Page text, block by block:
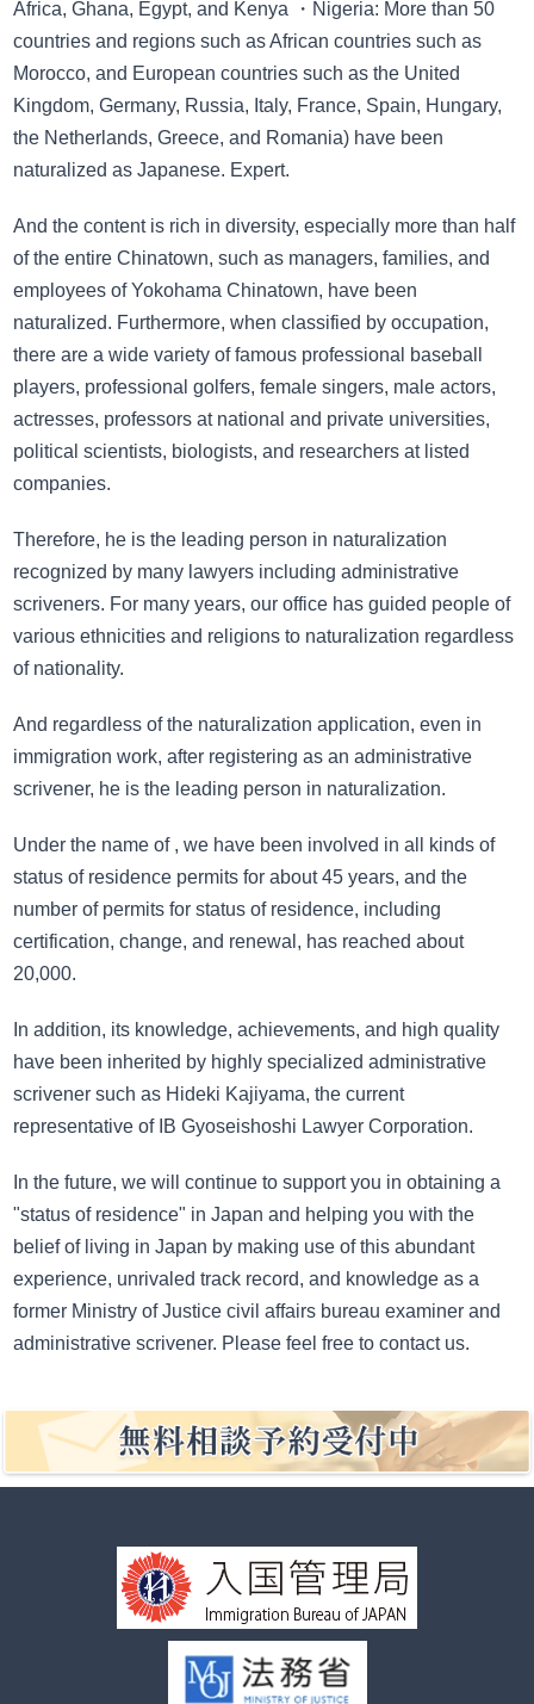
Africa, Ghana, Egypt, and Kenya ・Nigeria: More than 50
countries and regions such as African countries such as
Morocco, and European countries such as the United
Kingdom, Germany, Russia, Italy, France, Spain, Hungary,
the Netherlands, Greece, and Romania) have been
naturalized as Japanese. Expert.
And the content is rich in diversity, especially more than half
of the entire Chinatown, such as managers, families, and
employees of Yokohama Chinatown, have been
naturalized. Furthermore, when classified by occupation,
there are a wide variety of famous professional baseball
players, professional golfers, female singers, male actors,
actresses, professors at national and private universities,
political scientists, biologists, and researchers at listed
companies.
Therefore, he is the leading person in naturalization
recognized by many lawyers including administrative
scriveners. For many years, our office has guided people of
various ethnicities and religions to naturalization regardless
of nationality.
And regardless of the naturalization application, even in
immigration work, after registering as an administrative
scrivener, he is the leading person in naturalization.
Under the name of , we have been involved in all kinds of
status of residence permits for about 45 years, and the
number of permits for status of residence, including
certification, change, and renewal, has reached about
20,000.
In addition, its knowledge, achievements, and high quality
have been inherited by highly specialized administrative
scrivener such as Hideki Kajiyama, the current
representative of IB Gyoseishoshi Lawyer Corporation.
In the future, we will continue to support you in obtaining a
"status of residence" in Japan and helping you with the
belief of living in Japan by making use of this abundant
experience, unrivaled track record, and knowledge as a
former Ministry of Justice civil affairs bureau examiner and
administrative scrivener. Please feel free to contact us.